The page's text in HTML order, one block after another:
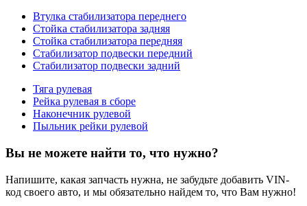
Втулка стабилизатора переднего
Стойка стабилизатора задняя
Стойка стабилизатора передняя
Стабилизатор подвески передний
Стабилизатор подвески задний
Тяга рулевая
Рейка рулевая в сборе
Наконечник рулевой
Пыльник рейки рулевой
Вы не можете найти то, что нужно?
Напишите, какая запчасть нужна, не забудьте добавить VIN-
код своего авто, и мы обязательно найдем то, что Вам нужно!